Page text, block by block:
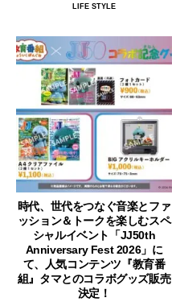
LIFE STYLE
時代、世代をつなぐ音楽とファ
ッション＆トークを楽しむスペ
シャルイベント「JJ50th
Anniversary Fest 2026」に
て、人気コンテンツ『教育番
組』タマとのコラボグッズ販売
決定！